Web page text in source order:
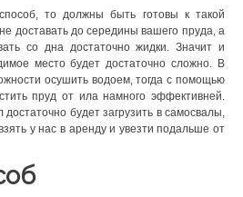
то должны быть готовы к такой
доставать до середины вашего пруда, а
со дна достаточно жидки. Значит и
место будет достаточно сложно. В
осушить водоем, тогда с помощью
пруд от ила намного эффективней.
будет загрузить в самосвалы,
у нас в аренду и увезти подальше от